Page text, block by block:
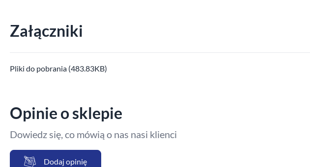
Załączniki
Pliki do pobrania (483.83KB)
Opinie o sklepie
Dowiedz się, co mówią o nas nasi klienci
Dodaj opinię